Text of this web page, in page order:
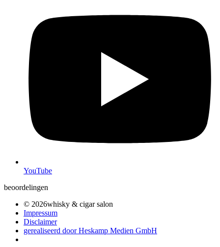
YouTube
beoordelingen
© 2026whisky & cigar salon
Impressum
Disclaimer
gerealiseerd door Heskamp Medien GmbH